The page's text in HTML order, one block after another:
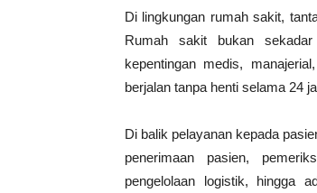
Di lingkungan rumah sakit,
Rumah sakit bukan sekadar
kepentingan medis,
berjalan tanpa henti selama 24
Di balik pelayanan kepada
penerimaan pasien,
pengelolaan logistik, hingga